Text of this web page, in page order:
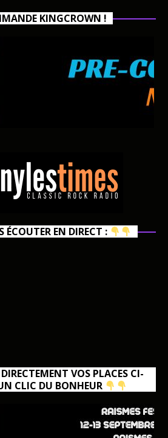
KINGCROWN !
ÉCOUTER EN DIRECT :
VOS PLACES CI-
CLIC DU BONHEUR